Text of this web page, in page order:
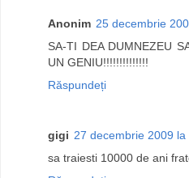
Anonim 25 decembrie
SA-TI DEA DUMNEZEU
UN GENIU!!!!!!!!!!!!!!
Răspundeți
gigi 27 decembrie 2009 la
sa traiesti 10000 de ani